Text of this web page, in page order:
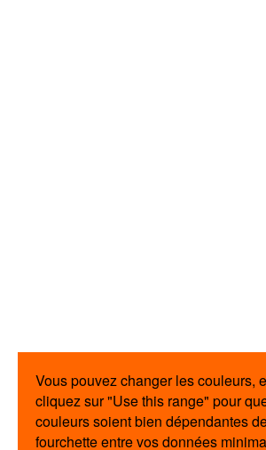
Vous pouvez changer les couleurs,
cliquez sur "Use this range" pour
couleurs soient bien dépendantes
fourchette entre vos données